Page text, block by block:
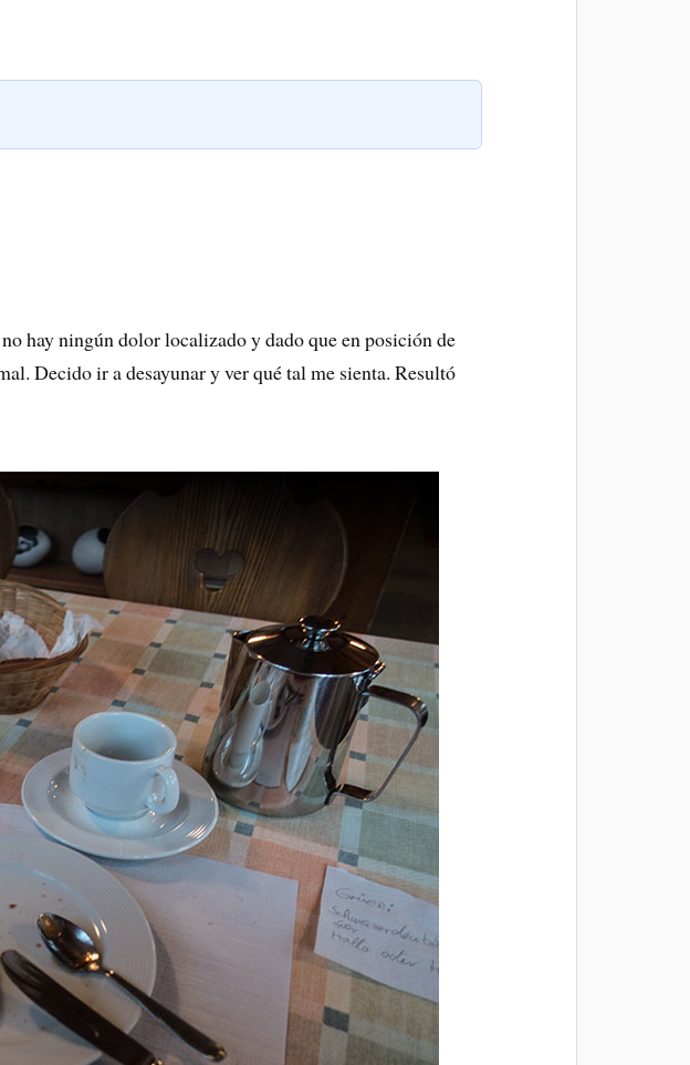
hay ningún dolor localizado y dado que en posición de
Decido ir a desayunar y ver qué tal me sienta. Resultó